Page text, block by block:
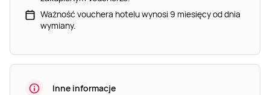
Ważność vouchera hotelu wynosi 9 miesięcy od dnia
wymiany.
Inne informacje